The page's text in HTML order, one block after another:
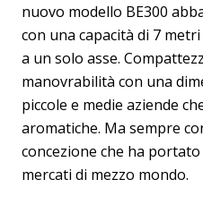
nuovo modello BE300
con una capacità di 7
a un solo asse.
manovrabilità con una
piccole e medie aziende
aromatiche. Ma sempre
concezione che ha
mercati di mezzo mondo.